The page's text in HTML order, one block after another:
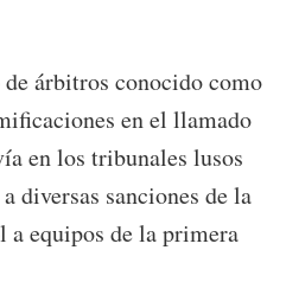
árbitros conocido como
en el llamado
en los tribunales lusos
diversas sanciones de la
equipos de la primera